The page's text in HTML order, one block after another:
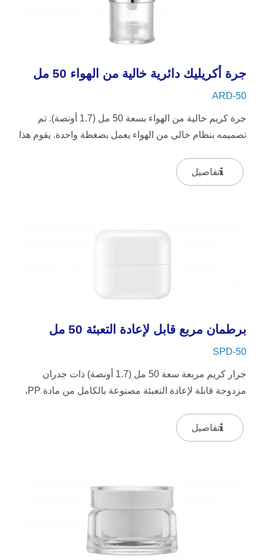
جرة أكريليك دائرية خالية من الهواء 50 مل
ARD-50
جرة كريم خالية من الهواء بسعة 50 مل (1.7 أونصة). تم
تصميمه بنظام خالي من الهواء يعمل بضغطة واحدة. يقوم هذا
تفاصيل
برطمان مربع قابل لإعادة التعبئة 50 مل
SPD-50
جرار كريم مربعة سعة 50 مل (1.7 أونصة) ذات جدران
مزدوجة قابلة لإعادة التعبئة مصنوعة بالكامل من مادة PP،
تفاصيل